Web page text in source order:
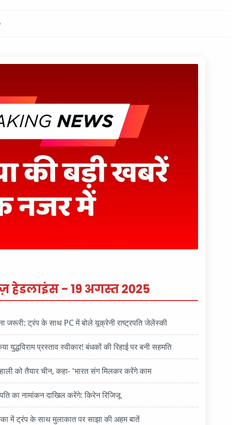
हेडलाइंस - 19 अगस्त 2025
जरूरी: ट्रंप के साथ PC में बोले यूक्रेनी राष्ट्रपति जेलेंस्की
युद्धविराम प्रस्ताव स्वीकार! बंधकों की रिहाई पर बनी सहमति
को तैयार चीन, कहा- 'भारत संग मिलकर करेंगे काम
का नामांकन दाखिल करेंगे: किरेन रिजिजू
में ट्रंप के साथ मुलाकात पर साझा की अहम बातें